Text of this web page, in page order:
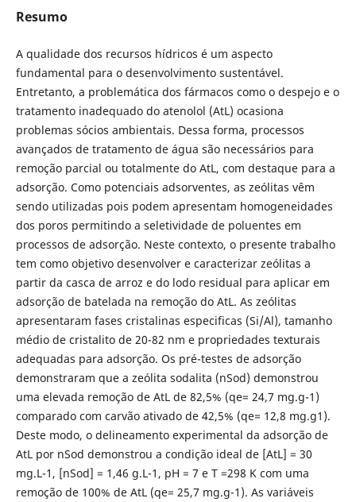
Resumo
A qualidade dos recursos hídricos é um aspecto
fundamental para o desenvolvimento sustentável.
Entretanto, a problemática dos fármacos como o despejo e o
tratamento inadequado do atenolol (AtL) ocasiona
problemas sócios ambientais. Dessa forma, processos
avançados de tratamento de água são necessários para
remoção parcial ou totalmente do AtL, com destaque para a
adsorção. Como potenciais adsorventes, as zeólitas vêm
sendo utilizadas pois podem apresentam homogeneidades
dos poros permitindo a seletividade de poluentes em
processos de adsorção. Neste contexto, o presente trabalho
tem como objetivo desenvolver e caracterizar zeólitas a
partir da casca de arroz e do lodo residual para aplicar em
adsorção de batelada na remoção do AtL. As zeólitas
apresentaram fases cristalinas especificas (Si/Al), tamanho
médio de cristalito de 20-82 nm e propriedades texturais
adequadas para adsorção. Os pré-testes de adsorção
demonstraram que a zeólita sodalita (nSod) demonstrou
uma elevada remoção de AtL de 82,5% (qe= 24,7 mg.g-1)
comparado com carvão ativado de 42,5% (qe= 12,8 mg.g1).
Deste modo, o delineamento experimental da adsorção de
AtL por nSod demonstrou a condição ideal de [AtL] = 30
mg.L-1, [nSod] = 1,46 g.L-1, pH = 7 e T =298 K com uma
remoção de 100% de AtL (qe= 25,7 mg.g-1). As variáveis